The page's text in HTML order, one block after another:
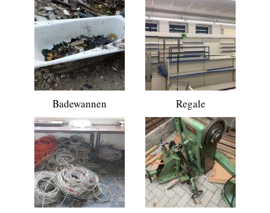
Badewannen Regale